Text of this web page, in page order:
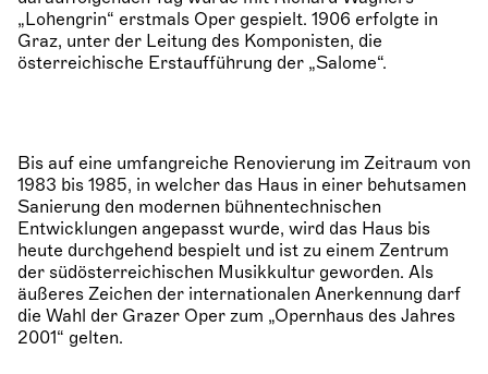
„Lohengrin“ erstmals Oper gespielt. 1906 erfolgte in
Graz, unter der Leitung des Komponisten, die
österreichische Erstaufführung der „Salome“.
Bis auf eine umfangreiche Renovierung im Zeitraum von
1983 bis 1985, in welcher das Haus in einer behutsamen
Sanierung den modernen bühnentechnischen
Entwicklungen angepasst wurde, wird das Haus bis
heute durchgehend bespielt und ist zu einem Zentrum
der südösterreichischen Musikkultur geworden. Als
äußeres Zeichen der internationalen Anerkennung darf
die Wahl der Grazer Oper zum „Opernhaus des Jahres
2001“ gelten.